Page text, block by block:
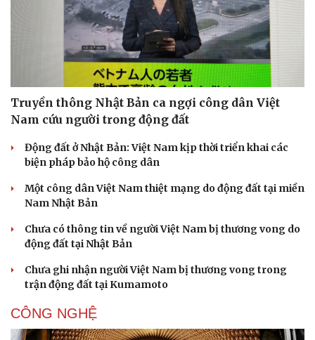
Sức khỏe
Đời sống
Truyền thông Nhật Bản ca ngợi công dân Việt
Nam cứu người trong động đất
Động đất ở Nhật Bản: Việt Nam kịp thời triển khai các
biện pháp bảo hộ công dân
Một công dân Việt Nam thiệt mạng do động đất tại miền
Nam Nhật Bản
Chưa có thông tin về người Việt Nam bị thương vong do
động đất tại Nhật Bản
Chưa ghi nhận người Việt Nam bị thương vong trong
trận động đất tại Kumamoto
CÔNG NGHỆ